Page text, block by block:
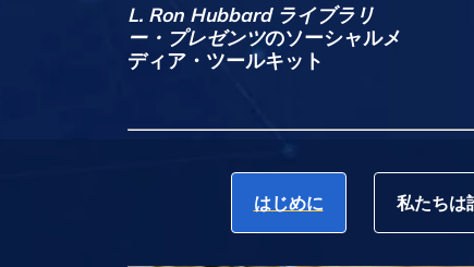
L. Ron Hubbard ライブラリ
ー・プレゼンツのソーシャルメ
ディア・ツールキット
はじめに 私たちは